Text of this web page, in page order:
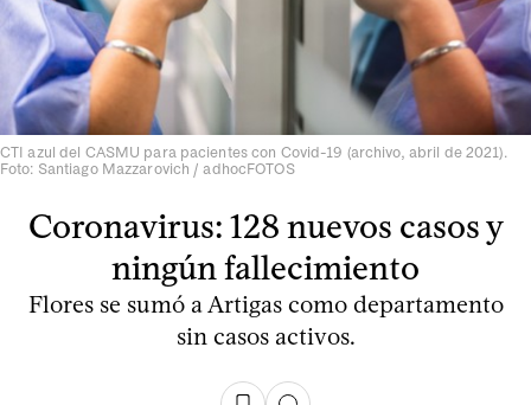
CTI azul del CASMU para pacientes con Covid-19 (archivo, abril de 2021).
Foto: Santiago Mazzarovich / adhocFOTOS
Coronavirus: 128 nuevos casos y
ningún fallecimiento
Flores se sumó a Artigas como departamento
sin casos activos.